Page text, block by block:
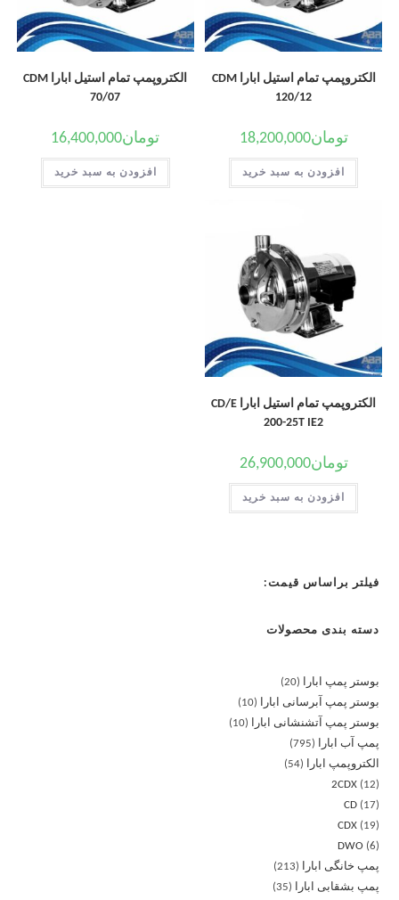
الکتروپمپ تمام استیل ابارا CDM
120/12
تومان18,200,000
افزودن به سبد خرید
الکتروپمپ تمام استیل ابارا CDM
70/07
تومان16,400,000
افزودن به سبد خرید
الکتروپمپ تمام استیل ابارا CD/E
200-25T IE2
تومان26,900,000
افزودن به سبد خرید
فیلتر براساس قیمت:
دسته بندی محصولات
بوستر پمپ ابارا
20
بوستر پمپ آبرسانی ابارا
10
بوستر پمپ آتشنشانی ابارا
10
پمپ آب ابارا
795
الکتروپمپ ابارا
54
2CDX
12
CD
17
CDX
19
DWO
6
پمپ خانگی ابارا
213
پمپ بشقابی ابارا
35